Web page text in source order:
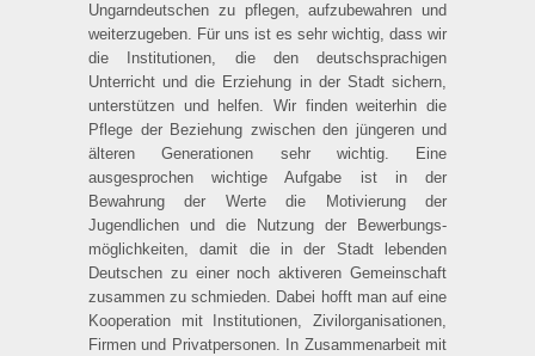
Ungarndeutschen zu pflegen, aufzubewah­ren und
weiterzugeben. Für uns ist es sehr wichtig, dass wir
die Institutionen, die den deutschsprachigen
Unterricht und die Erziehung in der Stadt sichern,
unterstützen und helfen. Wir finden weiterhin die
Pflege der Beziehung zwischen den jüngeren und
älteren Generationen sehr wichtig. Eine
ausgesprochen wichtige Aufgabe ist in der
Bewahrung der Werte die Motivierung der
Jugendlichen und die Nutzung der Bewerbungs­
möglichkeiten, damit die in der Stadt lebenden
Deutschen zu einer noch aktiveren Gemeinschaft
zusammen zu schmieden. Dabei hofft man auf eine
Kooperation mit Institutionen, Zivilorganisationen,
Firmen und Privatpersonen. In Zusammenarbeit mit